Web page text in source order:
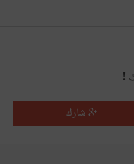
!
شارك